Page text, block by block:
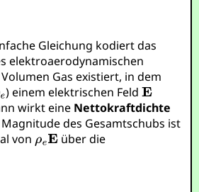
Gleichung kodiert das
elektroaerodynamischen
Gas existiert, in dem
) einem elektrischen Feld
wirkt eine Nettokraftdichte
des Gesamtschubs ist
von
über die